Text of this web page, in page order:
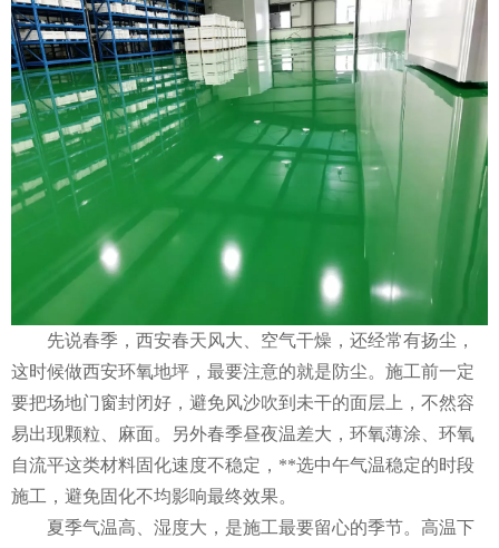
先说春季，西安春天风大、空气干燥，还经常有扬尘，
这时候做西安环氧地坪 ，最要注意的就是防尘。施工前一定
要把场地门窗封闭好，避免风沙吹到未干的面层上，不然容
易出现颗粒、麻面。另外春季昼夜温差大，环氧薄涂、环氧
自流平这类材料固化速度不稳定，**选中午气温稳定的时段
施工，避免固化不均影响最终效果。
夏季气温高、湿度大，是施工最要留心的季节。高温下